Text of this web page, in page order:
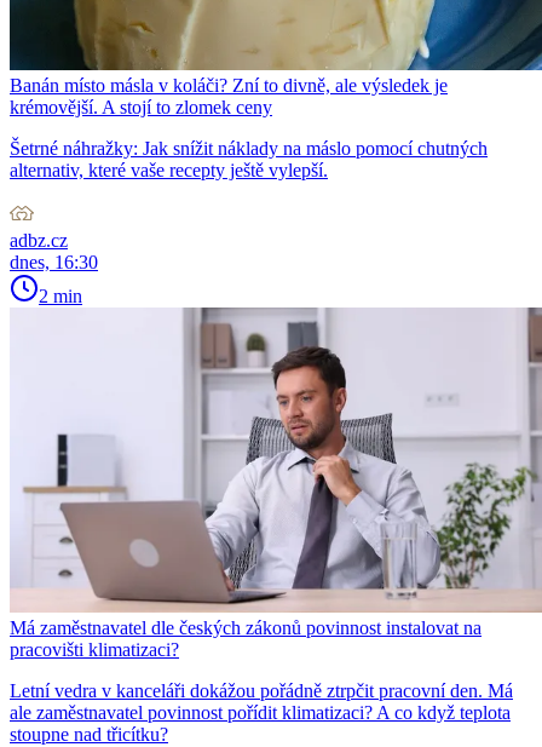
Banán místo másla v koláči? Zní to divně, ale výsledek je
krémovější. A stojí to zlomek ceny
Šetrné náhražky: Jak snížit náklady na máslo pomocí chutných
alternativ, které vaše recepty ještě vylepší.
adbz.cz
dnes, 16:30
2 min
Má zaměstnavatel dle českých zákonů povinnost instalovat na
pracovišti klimatizaci?
Letní vedra v kanceláři dokážou pořádně ztrpčit pracovní den. Má
ale zaměstnavatel povinnost pořídit klimatizaci? A co když teplota
stoupne nad třicítku?